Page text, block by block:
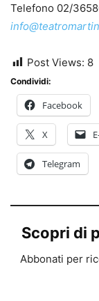
Telefono 02/
Post Views: 8
Condividi:
Facebook
X
Telegram
Scopri di
Abbonati per